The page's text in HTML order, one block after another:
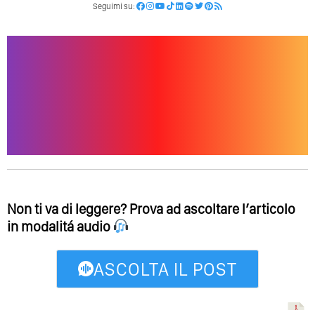
Seguimi su:
Non ti va di leggere? Prova ad ascoltare l’articolo
in modalitá audio
ASCOLTA IL POST